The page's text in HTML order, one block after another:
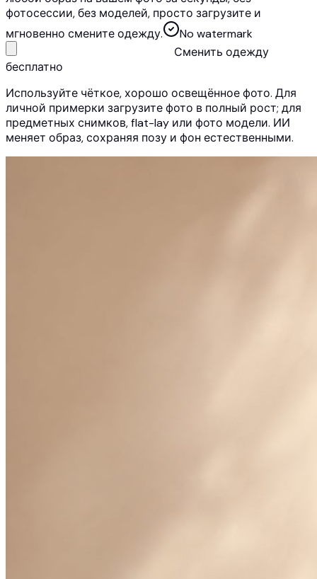
фотосессии, без моделей, просто загрузите и
мгновенно смените одежду.
No watermark
Сменить одежду
бесплатно
Используйте чёткое, хорошо освещённое фото. Для
личной примерки загрузите фото в полный рост; для
предметных снимков, flat-lay или фото модели. ИИ
меняет образ, сохраняя позу и фон естественными.